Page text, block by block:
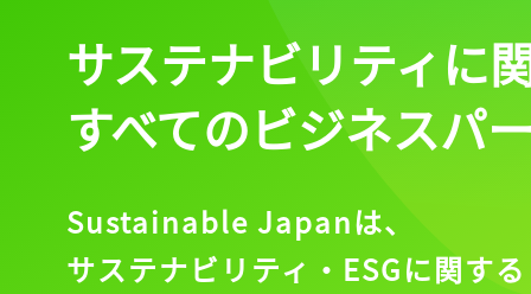
サステナビリティに
すべてのビジネスパ
Sustainable Japanは、
サステナビリティ・ESGに関する